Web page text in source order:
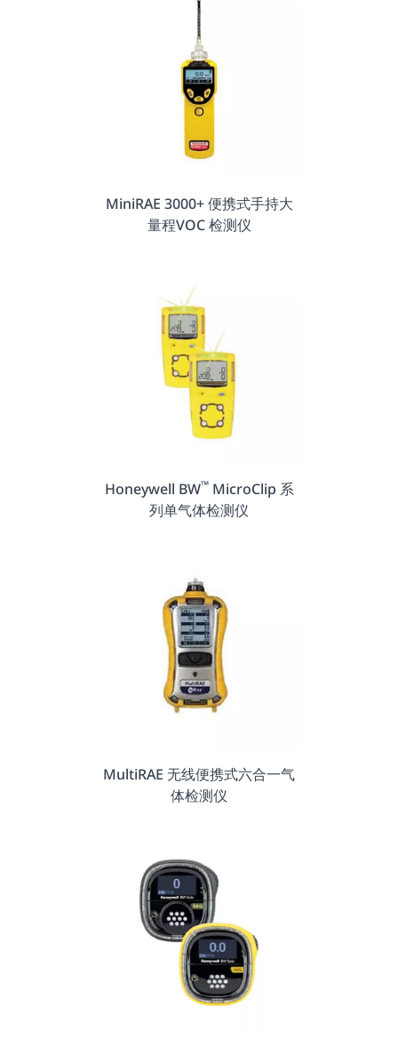
MiniRAE 3000+ 便携式手持大
量程VOC 检测仪
Honeywell BW™MicroClip 系
列单气体检测仪
MultiRAE 无线便携式六合一气
体检测仪